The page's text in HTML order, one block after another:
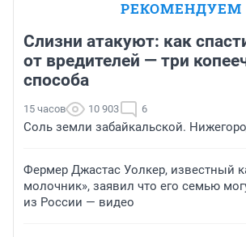
РЕКОМЕНДУЕМ
Слизни атакуют: как
от вредителей — три
способа
15 часов 10 903 6
Соль земли забайкальской.
Фермер Джастас Уолкер, известный
молочник», заявил что его семью
из России — видео